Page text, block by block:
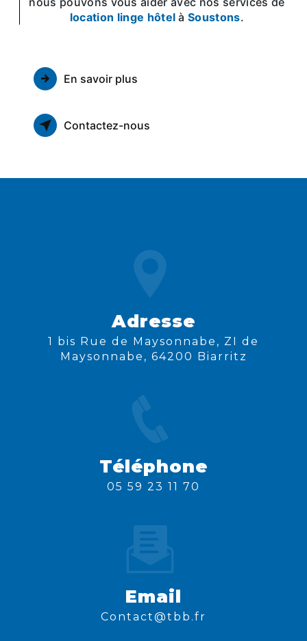
location linge hôtel àSoustons.
En savoir plus
Contactez-nous
Adresse
1 bis Rue de Maysonnabe, ZI de
Maysonnabe, 64200 Biarritz
Téléphone
05 59 23 11 70
Email
contact@tbb.fr